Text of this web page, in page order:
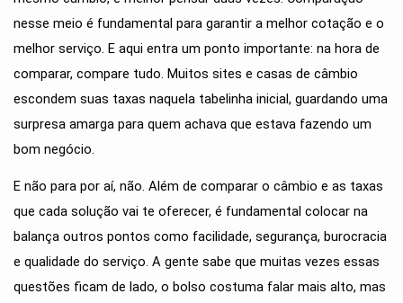
nesse meio é fundamental para garantir a melhor cotação e o
melhor serviço. E aqui entra um ponto importante: na hora de
comparar, compare tudo. Muitos sites e casas de câmbio
escondem suas taxas naquela tabelinha inicial, guardando uma
surpresa amarga para quem achava que estava fazendo um
bom negócio.
E não para por aí, não. Além de comparar o câmbio e as taxas
que cada solução vai te oferecer, é fundamental colocar na
balança outros pontos como facilidade, segurança, burocracia
e qualidade do serviço. A gente sabe que muitas vezes essas
questões ficam de lado, o bolso costuma falar mais alto, mas